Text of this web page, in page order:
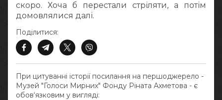
скоро. Хоча б перестали стріляти, а потім
домовлялися далі.
При цитуванні історії посилання на першоджерело -
Музей "Голоси Мирних" Фонду Ріната Ахметова - є
обов‘язковим у вигляді:
Поділитися: